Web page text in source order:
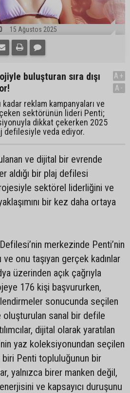
15 Ağustos 2025
buluşturan sıra dışı
reklam kampanyaları ve
sektörünün lideri Penti;
dikkat çekerken 2025
defilesiyle veda ediyor.
A+
A-
ve dijital bir evrende
aldığı bir plaj defilesi
sektörel liderliğini ve
bir kez daha ortaya
merkezinde Penti’nin
onu taşıyan gerçek kadınlar
üzerinden açık çağrıyla
176 kişi başvururken,
sonucunda seçilen
sanal bir defile
dijital olarak yaratılan
yaz koleksiyonundan seçilen
Penti topluluğunun bir
yalnızca birer manken değil,
ve kapsayıcı duruşunu